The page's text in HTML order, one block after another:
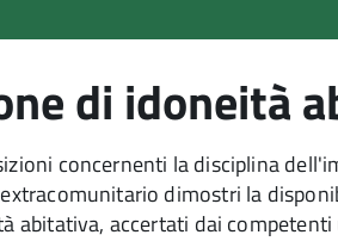
di idoneità
concernenti la disciplina
dimostri la
abitativa, accertati dai